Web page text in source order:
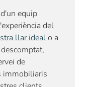
equip
del
llar idealo a
de
immobiliaris